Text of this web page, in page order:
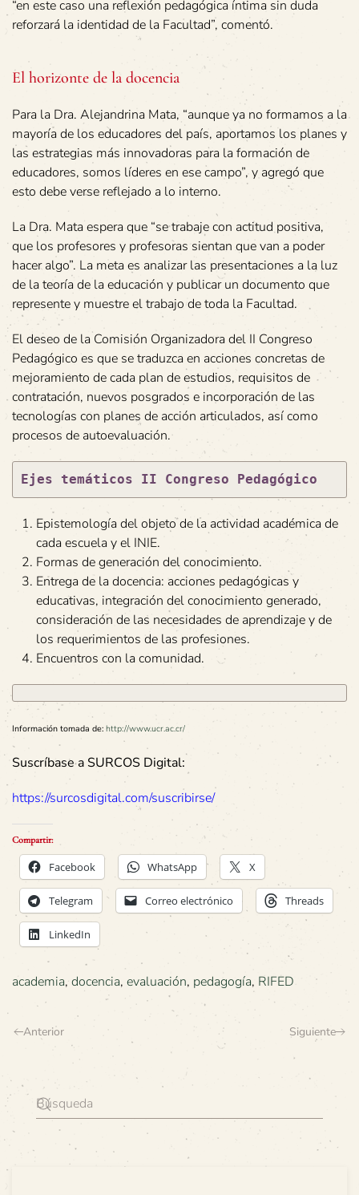
“en este caso una reflexión pedagógica íntima sin duda
reforzará la identidad de la Facultad”, comentó.
El horizonte de la docencia
Para la Dra. Alejandrina Mata, “aunque ya no formamos a la
mayoría de los educadores del país, aportamos los planes y
las estrategias más innovadoras para la formación de
educadores, somos líderes en ese campo”, y agregó que
esto debe verse reflejado a lo interno.
La Dra. Mata espera que “se trabaje con actitud positiva,
que los profesores y profesoras sientan que van a poder
hacer algo”. La meta es analizar las presentaciones a la luz
de la teoría de la educación y publicar un documento que
represente y muestre el trabajo de toda la Facultad.
El deseo de la Comisión Organizadora del II Congreso
Pedagógico es que se traduzca en acciones concretas de
mejoramiento de cada plan de estudios, requisitos de
contratación, nuevos posgrados e incorporación de las
tecnologías con planes de acción articulados, así como
procesos de autoevaluación.
Ejes temáticos II Congreso Pedagógico
Epistemología del objeto de la actividad académica de
cada escuela y el INIE.
Formas de generación del conocimiento.
Entrega de la docencia: acciones pedagógicas y
educativas, integración del conocimiento generado,
consideración de las necesidades de aprendizaje y de
los requerimientos de las profesiones.
Encuentros con la comunidad.
Información tomada de: http://www.ucr.ac.cr/
Suscríbase a SURCOS Digital:
https://surcosdigital.com/suscribirse/
Compartir:
Facebook WhatsApp X
Telegram Correo electrónico Threads
LinkedIn
academia,docencia, evaluación, pedagogía, RIFED
Anterior Siguiente